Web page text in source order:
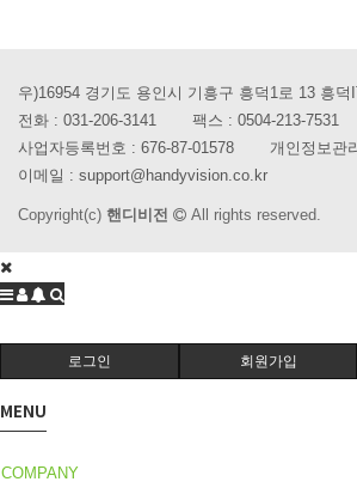
우)16954 경기도 용인시 기흥구 흥덕1로 13 흥덕
전화 : 031-206-3141 팩스 : 0504-213-7531
사업자등록번호 : 676-87-01578
개인정보관
이메일 : support@handyvision.co.kr
Copyright(c) 핸디비전 All rights reserved.
로그인 회원가입
MENU
COMPANY